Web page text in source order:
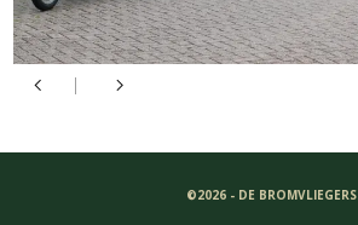
©2026 - DE BROMVLIEGERS